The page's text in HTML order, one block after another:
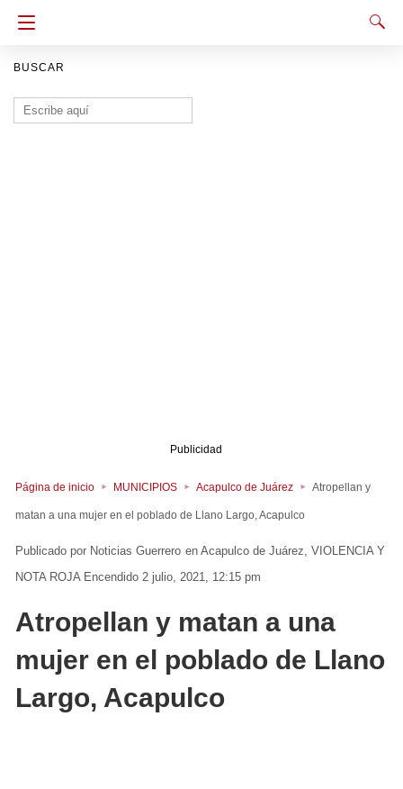
BUSCAR
Buscar:
Publicidad
Página de inicio MUNICIPIOS Acapulco de Juárez Atropellan y
matan a una mujer en el poblado de Llano Largo, Acapulco
Noticias Guerrero en Acapulco de Juárez VIOLENCIA Y
NOTA ROJA Encendido 2 julio, 2021, 12:15 pm
Atropellan y matan a una
mujer en el poblado de Llano
Largo, Acapulco